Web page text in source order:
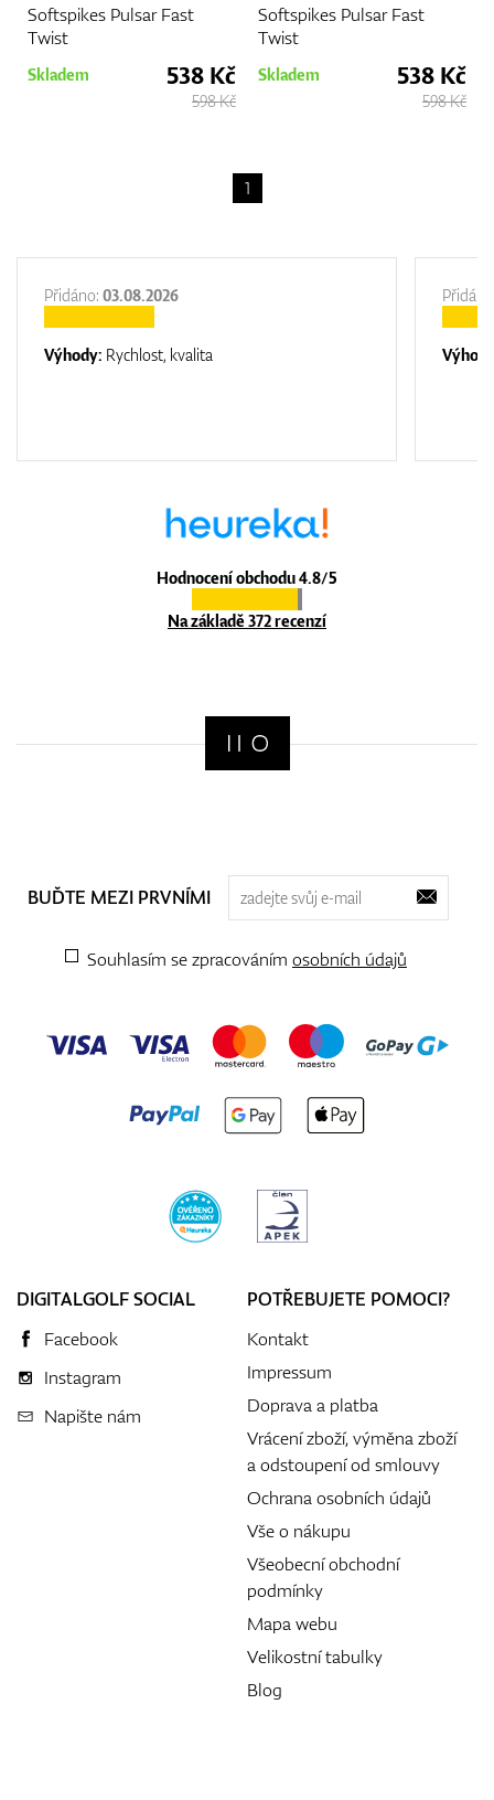
Softspikes Pulsar Fast
Twist
Skladem 538 Kč
598 Kč
Softspikes Pulsar Fast
Twist
Skladem 538 Kč
598 Kč
1
Hodnocení obchodu 4.8/5
Na základě 372 recenzí
Přidáno: 03.08.2026
Výhody: Rychlost, kvalita
BUĎTE MEZI PRVNÍMI
Souhlasím se zpracováním osobních údajů
DIGITALGOLF SOCIAL
Facebook
Instagram
Napište nám
POTŘEBUJETE POMOCI?
Kontakt
Impressum
Doprava a platba
Vrácení zboží, výměna zboží
a odstoupení od smlouvy
Ochrana osobních údajů
Vše o nákupu
Všeobecní obchodní
podmínky
Mapa webu
Velikostní tabulky
Blog